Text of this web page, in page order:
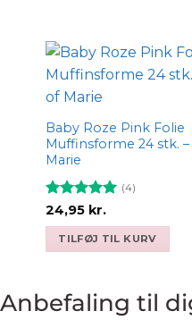
Baby Roze Pink Folie
Muffinsforme 24 stk.
Marie
Vurderet5
(4)
24,95 kr.
TILFØJ TIL KURV
Anbefaling til